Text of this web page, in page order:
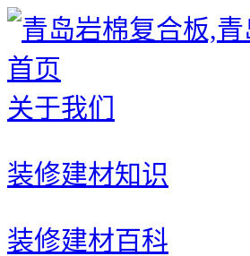
首页
关于我们
装修建材知识
装修建材百科